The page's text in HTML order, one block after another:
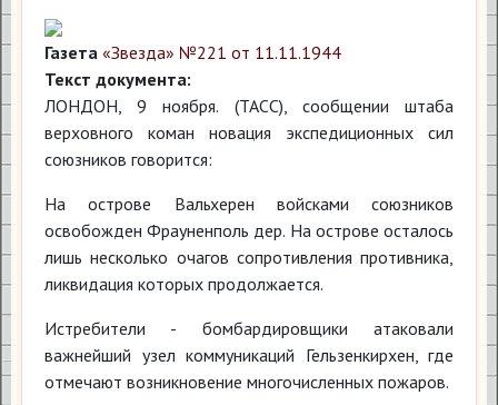
Газета «Звезда» №221 от 11.11.1944
Текст документа:
ЛОНДОН, 9 ноября. (ТАСС), сообщении штаба
верховного коман новация экспедиционных сил
союзников говорится:
На острове Вальхерен войсками союзников
освобожден Фрауненполь дер. На острове осталось
лишь несколько очагов сопротивления противника,
ликвидация которых продолжается.
Истребители - бомбардировщики атаковали
важнейший узел коммуникаций Гельзенкирхен, где
отмечают возникновение многочисленных пожаров.